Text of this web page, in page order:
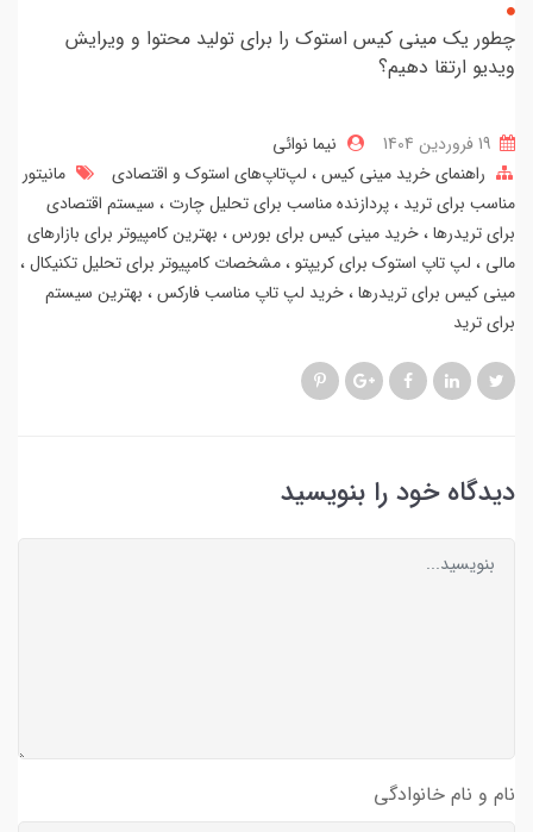
چطور یک مینی کیس استوک را برای تولید محتوا و ویرایش
ویدیو ارتقا دهیم؟
نیما نوائی
راهنمای خرید مینی کیس لپ‌تاپ‌های استوک و اقتصادی
مانیتور
مناسب برای ترید پردازنده مناسب برای تحلیل چارت
سیستم اقتصادی
برای تریدرها خرید مینی کیس برای بورس بهترین کامپیوتر برای بازارهای
مالی
لپ تاپ استوک برای کریپتو مشخصات کامپیوتر برای تحلیل تکنیکال
مینی کیس برای تریدرها خرید لپ تاپ مناسب فارکس بهترین سیستم
برای ترید
دیدگاه خود را بنویسید
نام و نام خانوادگی